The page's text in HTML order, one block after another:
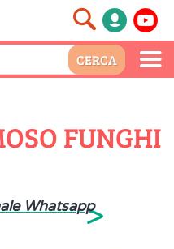
FUNGHI
Whatsapp>